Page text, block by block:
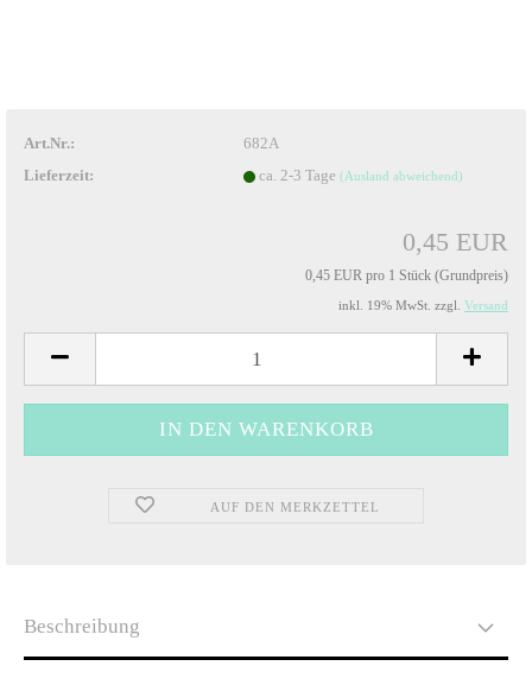
Art.Nr.:
682A
Lieferzeit:
ca. 2-3 Tage (Ausland abweichend)
0,45 EUR
0,45 EUR pro 1 Stück (Grundpreis)
inkl. 19% MwSt. zzgl. Versand
AUF DEN MERKZETTEL
Beschreibung